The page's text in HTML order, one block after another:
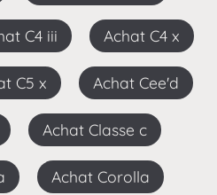
C4 iii Achat C4 x
C5 x Achat Cee'd
Achat Classe c
Achat Corolla